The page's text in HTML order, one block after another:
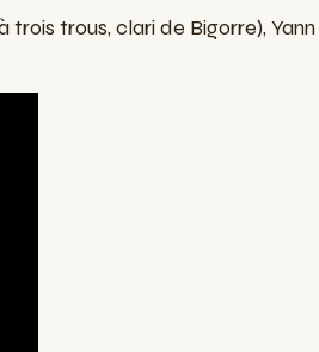
trois trous, clari de Bigorre), Yann